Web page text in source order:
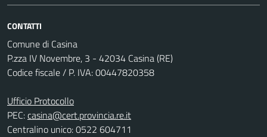
CONTATTI
Comune di Casina
P.zza IV Novembre, 3 - 42034 Casina (RE)
Codice fiscale / P. IVA: 00447820358
Ufficio Protocollo
PEC:casina@cert.provincia.re.it
Centralino unico: 0522 604711